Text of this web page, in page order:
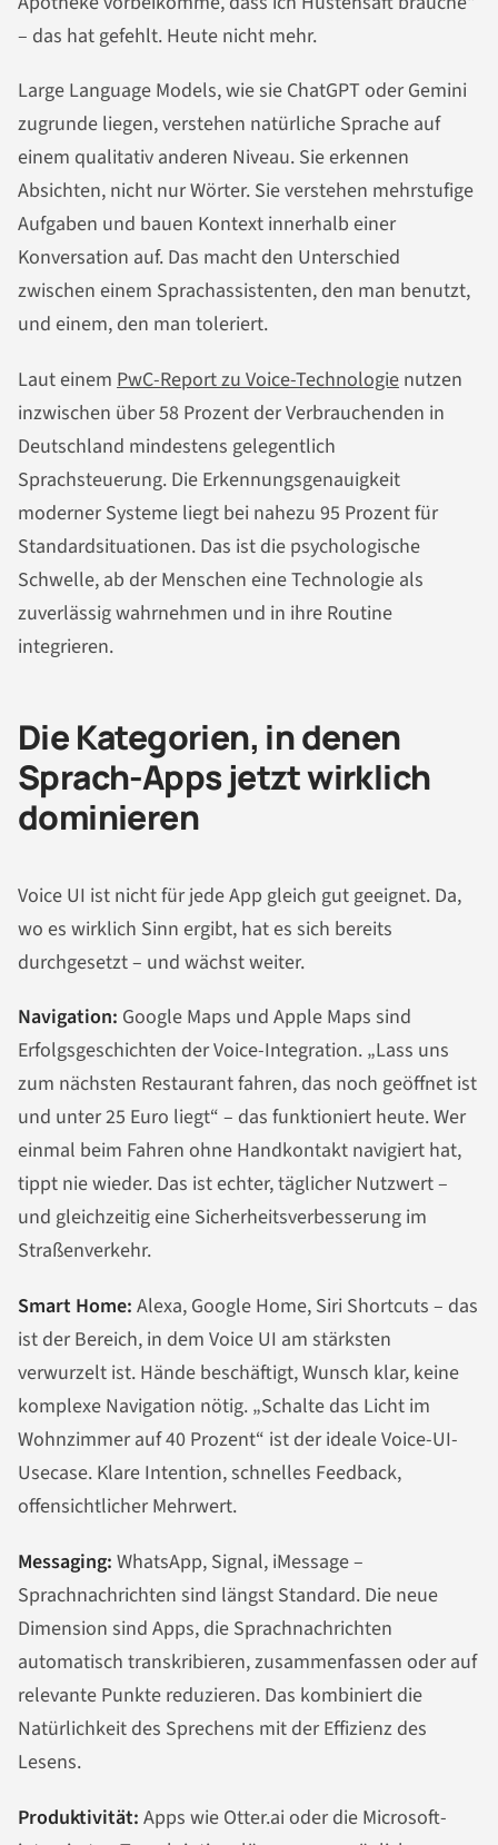
– das hat gefehlt. Heute nicht mehr.
Large Language Models, wie sie ChatGPT oder Gemini
zugrunde liegen, verstehen natürliche Sprache auf
einem qualitativ anderen Niveau. Sie erkennen
Absichten, nicht nur Wörter. Sie verstehen mehrstufige
Aufgaben und bauen Kontext innerhalb einer
Konversation auf. Das macht den Unterschied
zwischen einem Sprachassistenten, den man benutzt,
und einem, den man toleriert.
Laut einem PwC-Report zu Voice-Technologie nutzen
inzwischen über 58 Prozent der Verbrauchenden in
Deutschland mindestens gelegentlich
Sprachsteuerung. Die Erkennungsgenauigkeit
moderner Systeme liegt bei nahezu 95 Prozent für
Standardsituationen. Das ist die psychologische
Schwelle, ab der Menschen eine Technologie als
zuverlässig wahrnehmen und in ihre Routine
integrieren.
Die Kategorien, in denen
Sprach-Apps jetzt wirklich
dominieren
Voice UI ist nicht für jede App gleich gut geeignet. Da,
wo es wirklich Sinn ergibt, hat es sich bereits
durchgesetzt – und wächst weiter.
Navigation: Google Maps und Apple Maps sind
Erfolgsgeschichten der Voice-Integration. „Lass uns
zum nächsten Restaurant fahren, das noch geöffnet ist
und unter 25 Euro liegt“ – das funktioniert heute. Wer
einmal beim Fahren ohne Handkontakt navigiert hat,
tippt nie wieder. Das ist echter, täglicher Nutzwert –
und gleichzeitig eine Sicherheitsverbesserung im
Straßenverkehr.
Smart Home: Alexa, Google Home, Siri Shortcuts – das
ist der Bereich, in dem Voice UI am stärksten
verwurzelt ist. Hände beschäftigt, Wunsch klar, keine
komplexe Navigation nötig. „Schalte das Licht im
Wohnzimmer auf 40 Prozent“ ist der ideale Voice-UI-
Usecase. Klare Intention, schnelles Feedback,
offensichtlicher Mehrwert.
Messaging: WhatsApp, Signal, iMessage –
Sprachnachrichten sind längst Standard. Die neue
Dimension sind Apps, die Sprachnachrichten
automatisch transkribieren, zusammenfassen oder auf
relevante Punkte reduzieren. Das kombiniert die
Natürlichkeit des Sprechens mit der Effizienz des
Lesens.
Produktivität: Apps wie Otter.ai oder die Microsoft-